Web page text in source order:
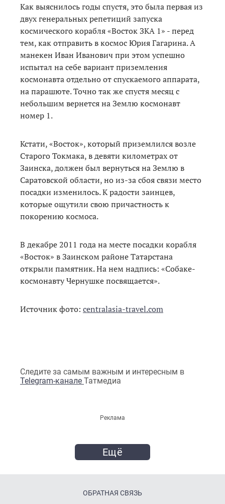
Как выяснилось годы спустя, это была первая из
двух генеральных репетиций запуска
космического корабля «Восток ЗКА 1» - перед
тем, как отправить в космос Юрия Гагарина. А
манекен Иван Иванович при этом успешно
испытал на себе вариант приземления
космонавта отдельно от спускаемого аппарата,
на парашюте. Точно так же спустя месяц с
небольшим вернется на Землю космонавт
номер 1.
Кстати, «Восток», который приземлился возле
Старого Токмака, в девяти километрах от
Заинска, должен был вернуться на Землю в
Саратовской области, но из-за сбоя связи место
посадки изменилось. К радости заинцев,
которые ощутили свою причастность к
покорению космоса.
В декабре 2011 года на месте посадки корабля
«Восток» в Заинском районе Татарстана
открыли памятник. На нем надпись: «Собаке-
космонавту Чернушке посвящается».
Источник фото: centralasia-travel.com
Следите за самым важным и интересным в
Telegram-канале Татмедиа
Реклама
Ещё
ОБРАТНАЯ СВЯЗЬ